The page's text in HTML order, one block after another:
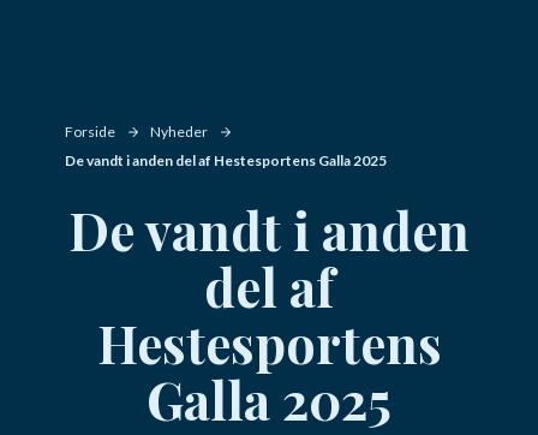
Forside
Nyheder
De vandt i anden del af Hestesportens Galla 2025
De vandt i anden
del af
Hestesportens
Galla 2025